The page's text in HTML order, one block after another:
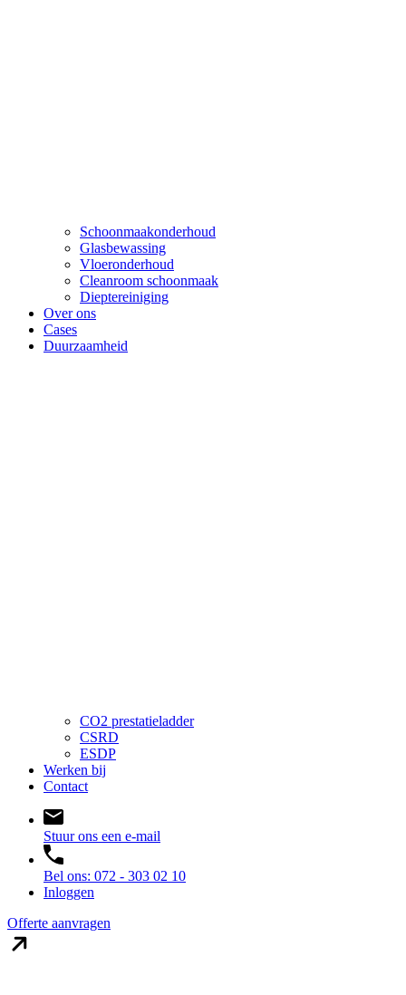
Schoonmaakonderhoud
Glasbewassing
Vloeronderhoud
Cleanroom schoonmaak
Dieptereiniging
Over ons
Cases
Duurzaamheid
CO2 prestatieladder
CSRD
ESDP
Werken bij
Contact
Stuur ons een e-mail
Bel ons: 072 - 303 02 10
Inloggen
Offerte aanvragen